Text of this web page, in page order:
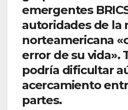
emergentes
autoridades de la
norteamericana
error de su vida».
podría dificultar
acercamiento
partes.